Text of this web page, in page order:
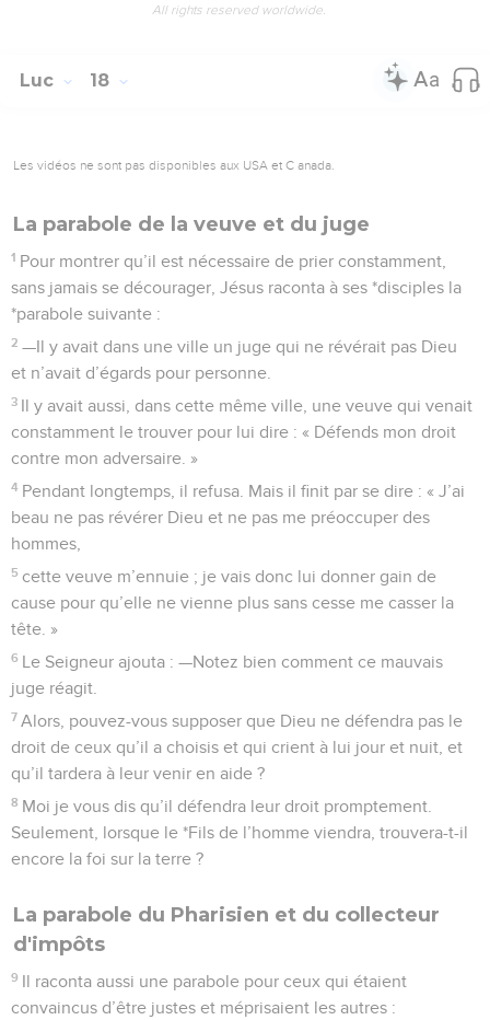
All rights reserved worldwide.
Luc 18
Les vidéos ne sont pas disponibles aux USA et C anada.
La parabole de la veuve et du juge
1 Pour montrer qu’il est nécessaire de prier constamment,
sans jamais se décourager, Jésus raconta à ses *disciples la
*parabole suivante :
2 —Il y avait dans une ville un juge qui ne révérait pas Dieu
et n’avait d’égards pour personne.
3 Il y avait aussi, dans cette même ville, une veuve qui venait
constamment le trouver pour lui dire : « Défends mon droit
contre mon adversaire. »
4 Pendant longtemps, il refusa. Mais il finit par se dire : « J’ai
beau ne pas révérer Dieu et ne pas me préoccuper des
hommes,
5 cette veuve m’ennuie ; je vais donc lui donner gain de
cause pour qu’elle ne vienne plus sans cesse me casser la
tête. »
6 Le Seigneur ajouta : —Notez bien comment ce mauvais
juge réagit.
7 Alors, pouvez-vous supposer que Dieu ne défendra pas le
droit de ceux qu’il a choisis et qui crient à lui jour et nuit, et
qu’il tardera à leur venir en aide ?
8 Moi je vous dis qu’il défendra leur droit promptement.
Seulement, lorsque le *Fils de l’homme viendra, trouvera-t-il
encore la foi sur la terre ?
La parabole du Pharisien et du collecteur
d'impôts
9 Il raconta aussi une parabole pour ceux qui étaient
convaincus d’être justes et méprisaient les autres :